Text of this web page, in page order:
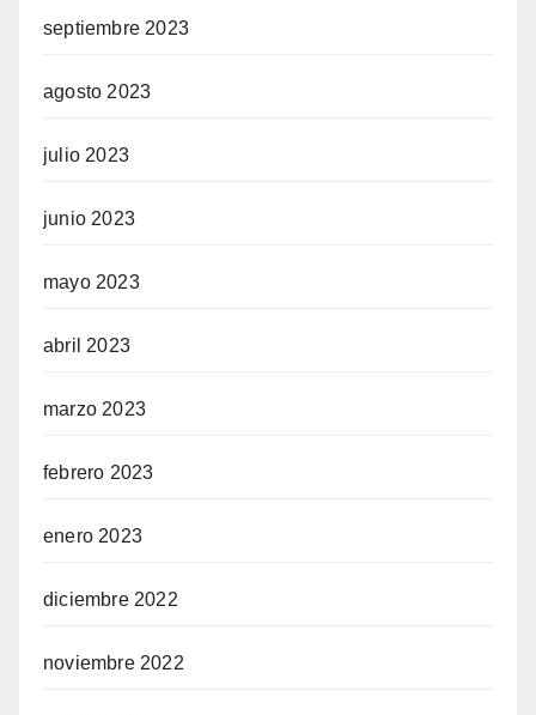
septiembre 2023
agosto 2023
julio 2023
junio 2023
mayo 2023
abril 2023
marzo 2023
febrero 2023
enero 2023
diciembre 2022
noviembre 2022